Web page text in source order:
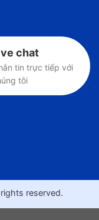
chat
tin trực tiếp với
tôi
reserved.